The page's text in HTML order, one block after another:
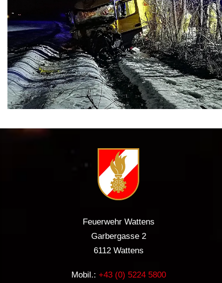
Feuerwehr Wattens
Garbergasse 2
6112 Wattens
Mobil.: +43 (0) 5224 5800